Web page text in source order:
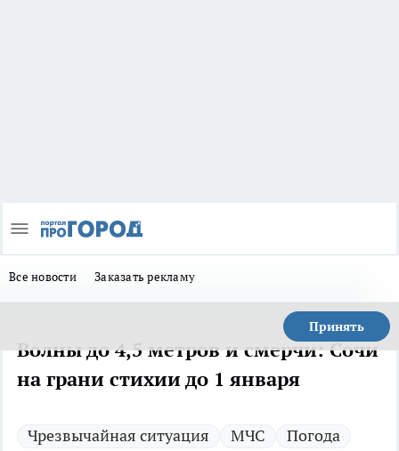
Все новости Заказать рекламу
Принять
Волны до 4,5 метров и смерчи: Сочи
на грани стихии до 1 января
Чрезвычайная ситуация МЧС
Погода